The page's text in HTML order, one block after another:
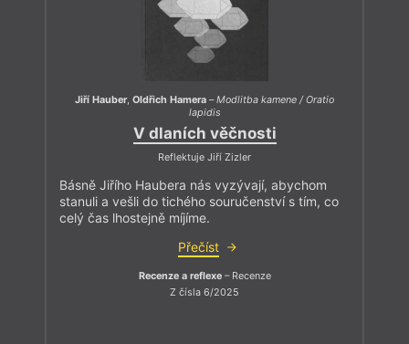
Jiří Hauber, Oldřich Hamera –Modlitba kamene / Oratio
lapidis
V dlaních věčnosti
Reflektuje Jiří Zizler
Básně Jiřího Haubera nás vyzývají, abychom
stanuli a vešli do tichého souručenství s tím, co
celý čas lhostejně míjíme.
Přečíst
Recenze a reflexe– Recenze
Z čísla 6/2025